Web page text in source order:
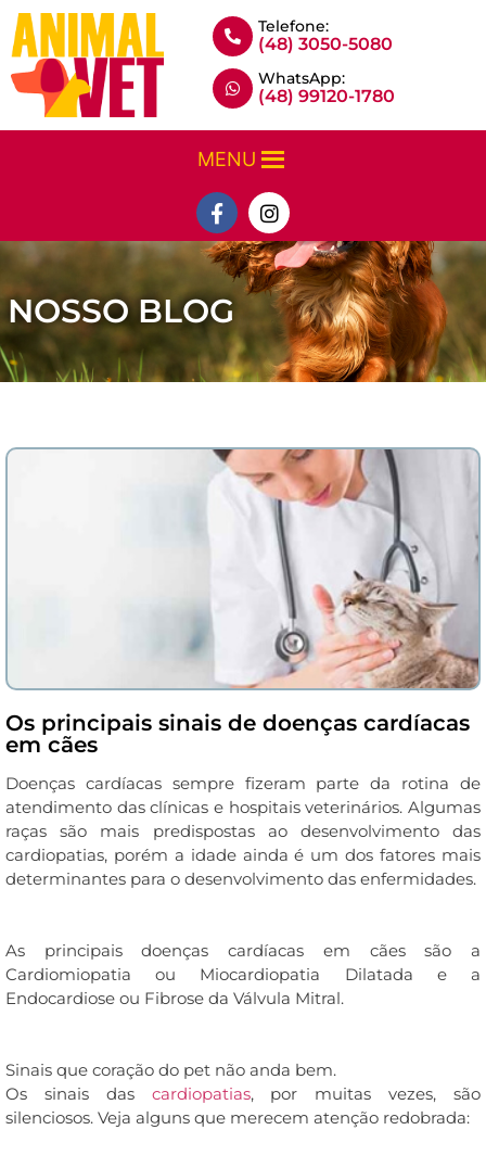
Telefone:
(48) 3050-5080
WhatsApp:
(48) 99120-1780
MENU
NOSSO BLOG
Os principais sinais de doenças cardíacas
em cães
Doenças cardíacas sempre fizeram parte da rotina de
atendimento das clínicas e hospitais veterinários. Algumas
raças são mais predispostas ao desenvolvimento das
cardiopatias, porém a idade ainda é um dos fatores mais
determinantes para o desenvolvimento das enfermidades.
As principais doenças cardíacas em cães são a
Cardiomiopatia ou Miocardiopatia Dilatada e a
Endocardiose ou Fibrose da Válvula Mitral.
Sinais que coração do pet não anda bem.
Os sinais das cardiopatias, por muitas vezes, são
silenciosos. Veja alguns que merecem atenção redobrada: